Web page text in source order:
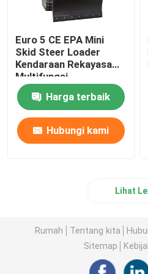
Euro 5 CE EPA Mini
Skid Steer Loader
Kendaraan Rekayasa
Multifungsi
Harga terbaik
Hubungi kami
Lihat
Rumah Tentang kita
Sitemap